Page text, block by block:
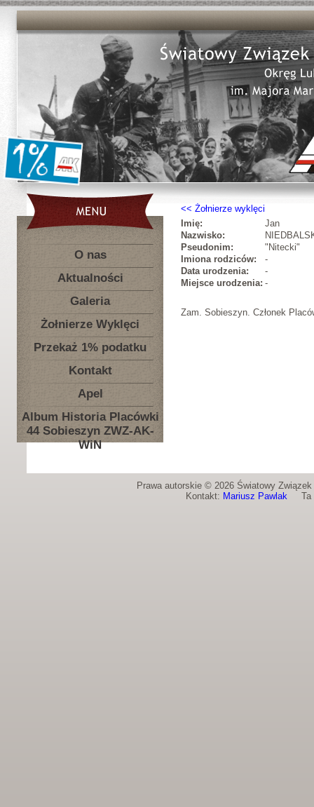
O nas
Aktualności
Galeria
Żołnierze Wyklęci
Przekaż 1% podatku
Kontakt
Apel
Album Historia Placówki
44 Sobieszyn ZWZ-AK-
WiN
Żołnierze wyklęci
Imię:
Jan
Nazwisko:
Pseudonim:
"Nitecki"
Imiona rodziców:
-
Data urodzenia:
-
Miejsce urodzenia: -
Zam. Sobieszyn. Członek
Prawa autorskie © 2026 Światowy
Kontakt: Mariusz PawlakTa